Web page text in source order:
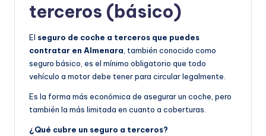
terceros (básico)
El seguro de coche a terceros que puedes
contratar en Almenara, también conocido como
seguro básico, es el mínimo obligatorio que todo
vehículo a motor debe tener para circular legalmente.
Es la forma más económica de asegurar un coche, pero
también la más limitada en cuanto a coberturas.
¿Qué cubre un seguro a terceros?